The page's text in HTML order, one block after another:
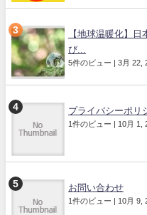
【地球温暖化】
び...
5件のビュー | 3月 22,
プライバシーポリ
1件のビュー | 10月 1,
お問い合わせ
1件のビュー | 10月 9,